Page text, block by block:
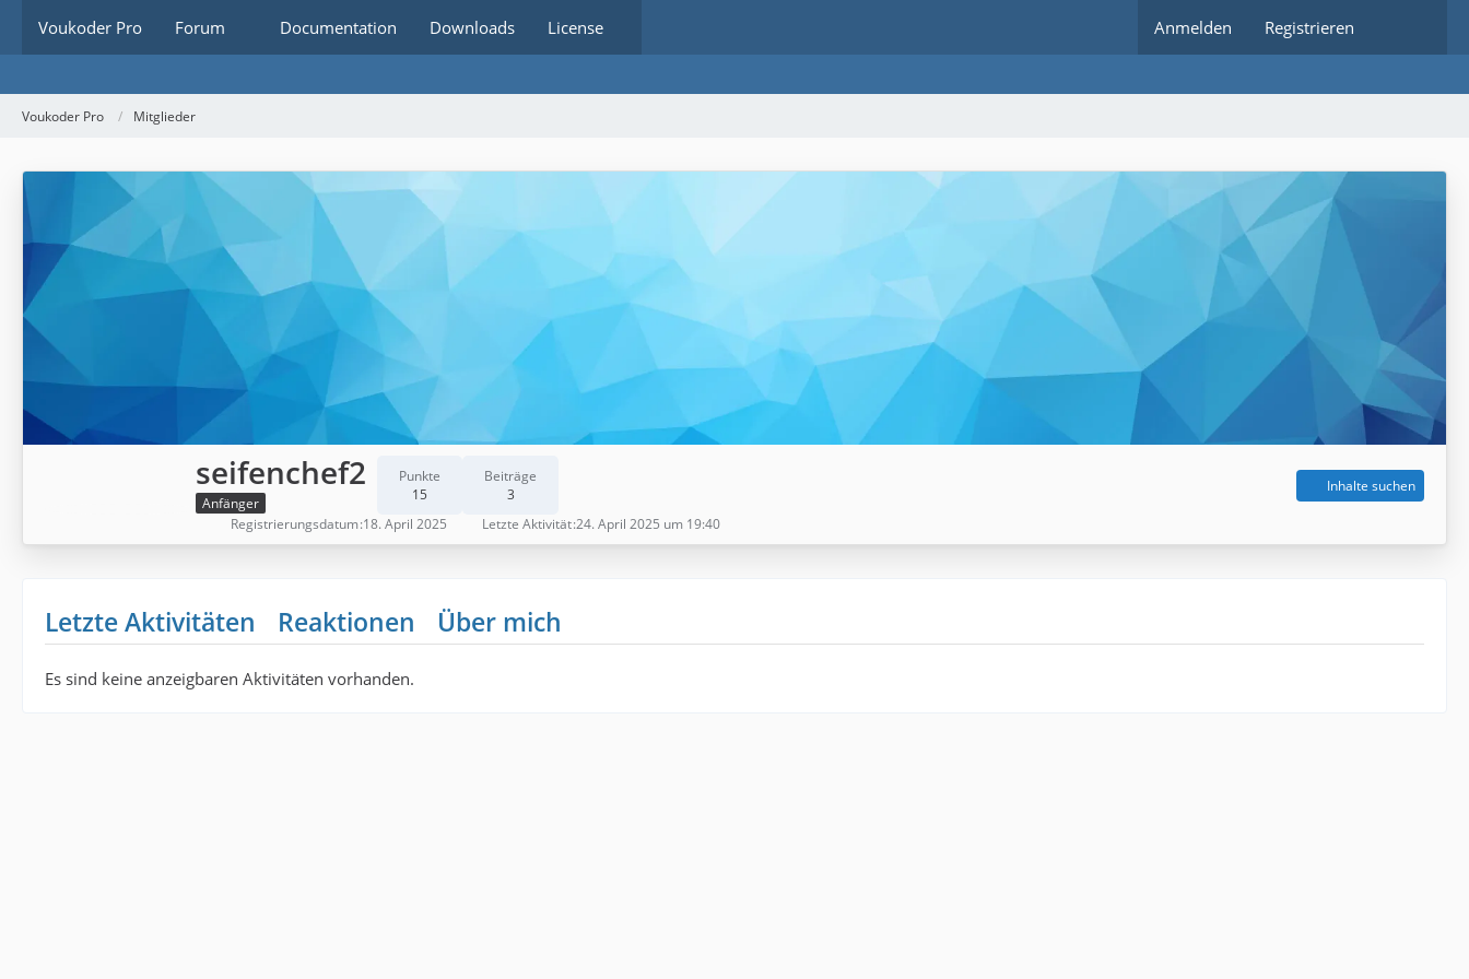
Voukoder Pro Forum Documentation Downloads License Anmelden Registrieren
Voukoder Pro Mitglieder
seifenchef2
Anfänger
Punkte
15
Beiträge
3
Inhalte suchen
Registrierungsdatum 18. April 2025 Letzte Aktivität 24. April 2025 um 19:40
Letzte Aktivitäten Reaktionen Über mich
Es sind keine anzeigbaren Aktivitäten vorhanden.